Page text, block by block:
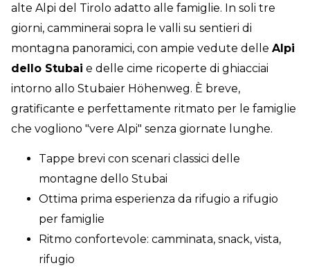
alte Alpi del Tirolo adatto alle famiglie. In soli tre
giorni, camminerai sopra le valli su sentieri di
montagna panoramici, con ampie vedute delle Alpi
dello Stubai e delle cime ricoperte di ghiacciai
intorno allo Stubaier Höhenweg. È breve,
gratificante e perfettamente ritmato per le famiglie
che vogliono "vere Alpi" senza giornate lunghe.
Tappe brevi con scenari classici delle
montagne dello Stubai
Ottima prima esperienza da rifugio a rifugio
per famiglie
Ritmo confortevole: camminata, snack, vista,
rifugio